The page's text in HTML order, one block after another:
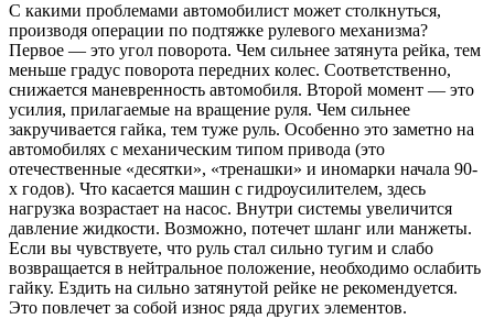
С какими проблемами автомобилист может столкнуться,
производя операции по подтяжке рулевого механизма?
Первое — это угол поворота. Чем сильнее затянута рейка, тем
меньше градус поворота передних колес. Соответственно,
снижается маневренность автомобиля. Второй момент — это
усилия, прилагаемые на вращение руля. Чем сильнее
закручивается гайка, тем туже руль. Особенно это заметно на
автомобилях с механическим типом привода (это
отечественные «десятки», «тренашки» и иномарки начала 90-
х годов). Что касается машин с гидроусилителем, здесь
нагрузка возрастает на насос. Внутри системы увеличится
давление жидкости. Возможно, потечет шланг или манжеты.
Если вы чувствуете, что руль стал сильно тугим и слабо
возвращается в нейтральное положение, необходимо ослабить
гайку. Ездить на сильно затянутой рейке не рекомендуется.
Это повлечет за собой износ ряда других элементов.